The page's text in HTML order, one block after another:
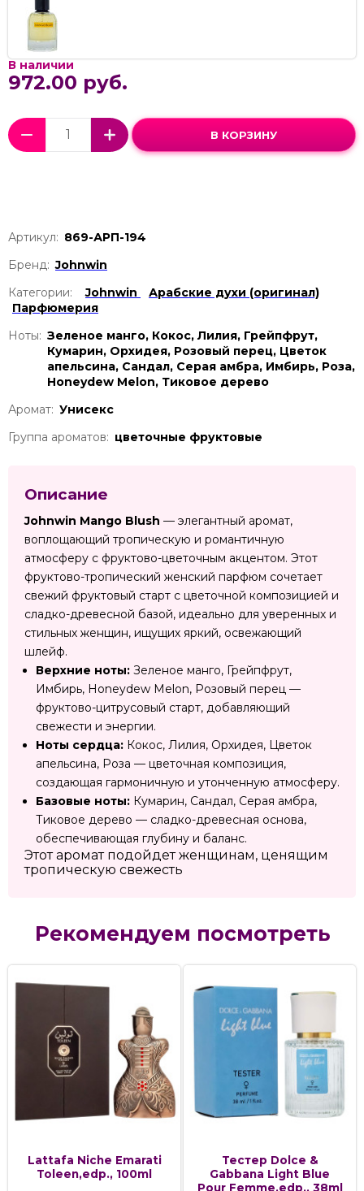
В наличии
972.00 руб.
В КОРЗИНУ
Артикул: 869-АРП-194
Бренд: Johnwin
Категории:
Johnwin
Арабские духи (оригинал)
Парфюмерия
Ноты: Зеленое манго, Кокос, Лилия, Грейпфрут,
Кумарин, Орхидея, Розовый перец, Цветок
апельсина, Сандал, Серая амбра, Имбирь, Роза,
Honeydew Melon, Тиковое дерево
Аромат: Унисекс
Группа ароматов: цветочные фруктовые
Описание
Johnwin Mango Blush — элегантный аромат,
воплощающий тропическую и романтичную
атмосферу с фруктово-цветочным акцентом. Этот
фруктово-тропический женский парфюм сочетает
свежий фруктовый старт с цветочной композицией и
сладко-древесной базой, идеально для уверенных и
стильных женщин, ищущих яркий, освежающий
шлейф.
Верхние ноты: Зеленое манго, Грейпфрут,
Имбирь, Honeydew Melon, Розовый перец —
фруктово-цитрусовый старт, добавляющий
свежести и энергии.
Ноты сердца: Кокос, Лилия, Орхидея, Цветок
апельсина, Роза — цветочная композиция,
создающая гармоничную и утонченную атмосферу.
Базовые ноты: Кумарин, Сандал, Серая амбра,
Тиковое дерево — сладко-древесная основа,
обеспечивающая глубину и баланс.
Этот аромат подойдет женщинам, ценящим
тропическую свежесть
Рекомендуем посмотреть
Lattafa Niche Emarati
Toleen,edp., 100ml
Тестер Dolce &
Gabbana Light Blue
Pour Femme,edp., 38ml